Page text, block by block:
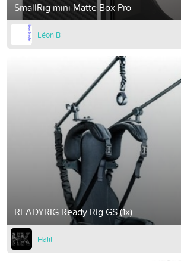
SmallRig mini Matte Box Pro
Léon B
READYRIG Ready Rig GS (1x)
Halil